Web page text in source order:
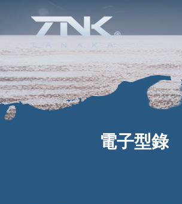
電子型錄